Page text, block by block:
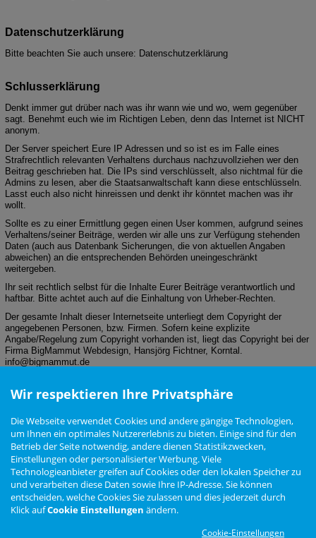
Datenschutzerklärung
Bitte beachten Sie auch unsere: Datenschutzerklärung
Schlusserklärung
Denkt immer gut drüber nach was ihr wann wie und wo, wem gegenüber
sagt. Benehmt euch wie im Richtigen Leben, denn das Internet ist NICHT
anonym.
Der Server speichert Eure IP Adressen und so ist es im Falle eines
Strafrechtlich relevanten Verhaltens durchaus nachzuvollziehen wer den
Beitrag geschrieben hat. Die IPs sind verschlüsselt, also nichtmal für die
Admins zu lesen, aber die Staatsanwaltschaft kann diese entschlüsseln.
Lasst euch also nicht hinreissen und denkt ihr könntet machen was ihr
wollt.
Sollte es zu einer Ermittlung gegen einen User kommen, aufgrund seines
Verhaltens/seiner Beiträge, werden wir alle uns zur Verfügung stehenden
Daten (auch aus Datenbank Sicherungen, die von aktuellen Angaben
abweichen) an die entsprechenden Behörden uneingeschränkt
weitergeben.
Ihr seit rechtlich selbst für die Inhalte Eurer Beiträge verantwortlich und
haftbar. Bitte achtet auch auf die Einhaltung von Urheber-Rechten.
Der gesamte Inhalt dieser Internetseite unterliegt dem Copyright der
angegebenen Personen, bzw. Firmen. Sofern keine explizite
Angabe/Regelung zum Copyright vorhanden ist, liegt das Copyright bei der
Firma BigMammut Webdesign, Hansjörg Fichtner, Korntal.
info@bigmammut.de
(Letzte Änderung: 20. Mai 2017, 13:21)
Nutzungsbedingungen Datenschutzerklärung Impressum Newsletter
Cookie Einstellungen
Zur Desktop Ansicht wechseln
offizielles Angebot der Volkswagen AG
Wir respektieren Ihre Privatsphäre
Die Webseite verwendet Cookies und andere gängige Technologien,
um Ihnen ein optimales Nutzererlebnis zu bieten. Einige sind für den
Betrieb der Seite notwendig, andere dienen Statistikzwecken,
Einstellungen oder personalisierter Werbung. Viele
Technologieanbieter greifen auf Cookies oder den lokalen Speicher zu
und verarbeiten diese Daten sowie Ihre IP-Adresse. Sie können
entscheiden, welche Cookies Sie zulassen und dies jederzeit durch
Klick aufCookie Einstellungen ändern.
Cookie-Einstellungen